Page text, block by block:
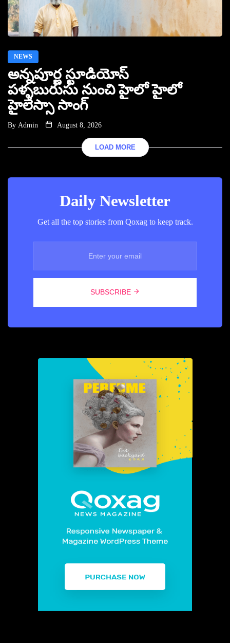
NEWS
అన్నపూర్ణ స్టూడియోస్
పళ్ళబురుసు నుంచి హైలో హైలో
హైలెస్సా సాంగ్
By Admin August 8, 2026
LOAD MORE
Daily Newsletter
Get all the top stories from Qoxag to keep track.
SUBSCRIBE